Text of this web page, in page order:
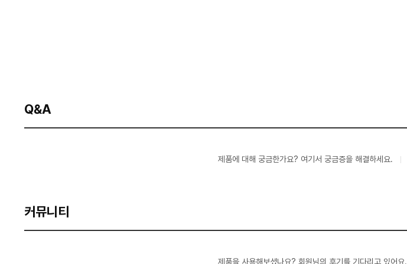
Q&A
제품에 대해 궁금한가요? 여기서 궁금증을 해결하세요.
커뮤니티
제품을 사용해보셨나요? 회원님의 후기를 기다리고 있어요.